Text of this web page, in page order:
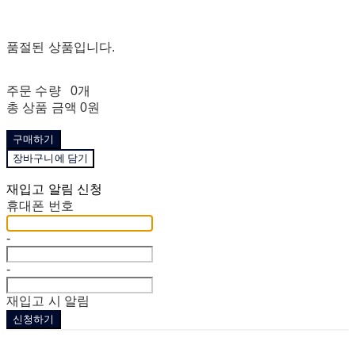
품절된 상품입니다.
주문 수량
0개
총 상품 금액 0원
구매하기
장바구니에 담기
재입고 알림 신청
휴대폰 번호
-
-
재입고 시 알림
신청하기